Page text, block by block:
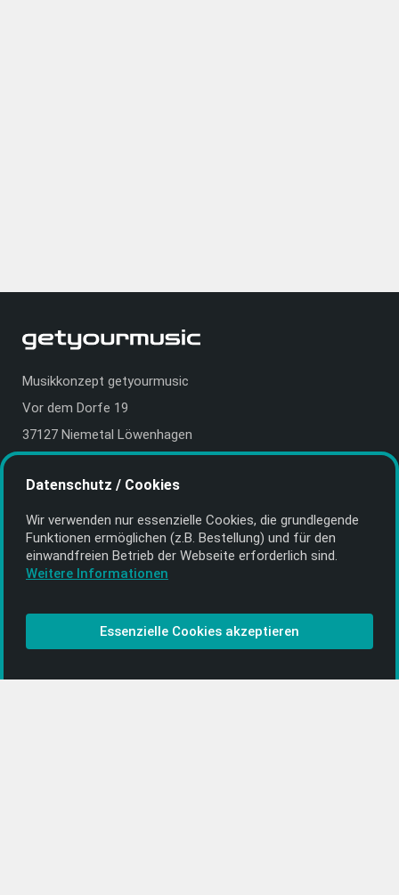
Musikkonzept getyourmusic
Vor dem Dorfe 19
37127 Niemetal Löwenhagen
E-Mail:info@getyourmusic.de
Alle Informationen
Kontakt
CD-Anbieter werden
CD-Anbieter-Login
Datenschutz / Cookies
Wir verwenden nur essenzielle Cookies, die grund­legende
Funktionen ermöglichen (z.B. Bestellung) und für den
einwand­freien Betrieb der Webseite erforderlich sind.
Weitere Informationen
Essenzielle Cookies akzeptieren